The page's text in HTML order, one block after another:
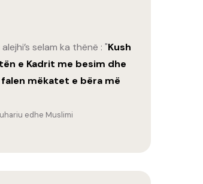
selam ka thënë : "Kush
e Kadrit me besim dhe
mëkatet e bëra më
edhe Muslimi